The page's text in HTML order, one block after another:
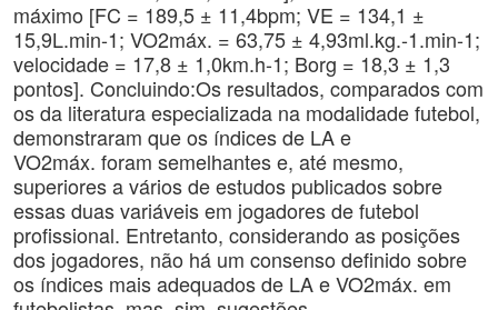
máximo [FC = 189,5 ± 11,4bpm; VE = 134,1 ±
15,9L.min-1; VO2máx. = 63,75 ± 4,93ml.kg.-1.min-1;
velocidade = 17,8 ± 1,0km.h-1; Borg = 18,3 ± 1,3
pontos]. Concluindo:Os resultados, comparados com
os da literatura especializada na modalidade futebol,
demonstraram que os índices de LA e
VO2máx. foram semelhantes e, até mesmo,
superiores a vários de estudos publicados sobre
essas duas variáveis em jogadores de futebol
profissional. Entretanto, considerando as posições
dos jogadores, não há um consenso definido sobre
os índices mais adequados de LA e VO2máx. em